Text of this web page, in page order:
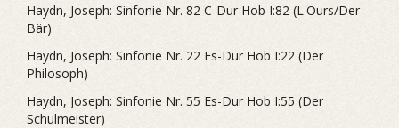
Haydn, Joseph: Sinfonie Nr. 82 C-Dur Hob I:82 (L'Ours/Der
Bär)
Haydn, Joseph: Sinfonie Nr. 22 Es-Dur Hob I:22 (Der
Philosoph)
Haydn, Joseph: Sinfonie Nr. 55 Es-Dur Hob I:55 (Der
Schulmeister)